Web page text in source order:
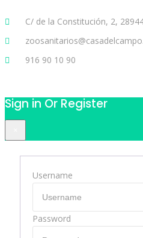
C/ de la Constitución, 2,
916 90 10 90
Sign in Or Register
Username
Password